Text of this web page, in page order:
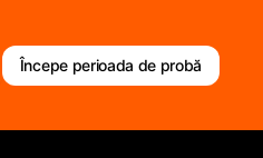
Începe perioada de probă